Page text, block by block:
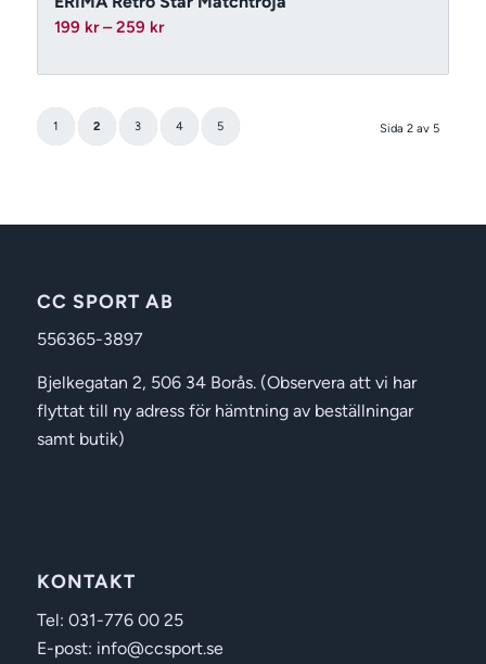
199 kr – 259 krPrisintervall:
till
259 kr
Sida 2 av 5
1 2 3 4 5
CC SPORT AB
556365-3897
Bjelkegatan 2, 506 34 Borås. (Observera att vi har
flyttat till ny adress för hämtning av beställningar
samt butik)
KONTAKT
Tel: 031-776 00 25
E-post: info@ccsport.se